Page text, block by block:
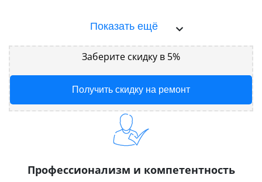
Показать ещё
Заберите скидку в 5%
Получить скидку на ремонт
Профессионализм и компетентность